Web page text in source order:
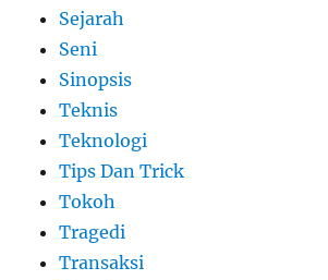
Sejarah
Seni
Sinopsis
Teknis
Teknologi
Tips Dan Trick
Tokoh
Tragedi
Transaksi